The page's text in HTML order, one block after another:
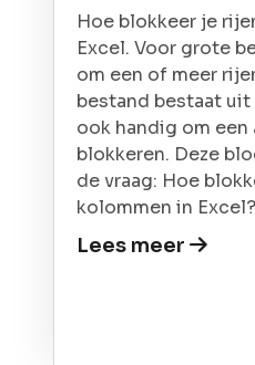
Hoe blokkeer je
Excel. Voor grote
om een of meer
bestand bestaat
ook handig om
blokkeren. Deze
de vraag: Hoe
kolommen in
Lees meer